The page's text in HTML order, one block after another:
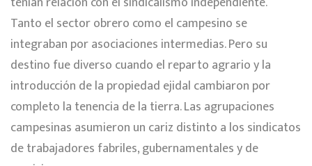
Tanto el sector obrero como el campesino se
integraban por asociaciones intermedias. Pero su
destino fue diverso cuando el reparto agrario y la
introducción de la propiedad ejidal cambiaron por
completo la tenencia de la tierra. Las agrupaciones
campesinas asumieron un cariz distinto a los sindicatos
de trabajadores fabriles, gubernamentales y de